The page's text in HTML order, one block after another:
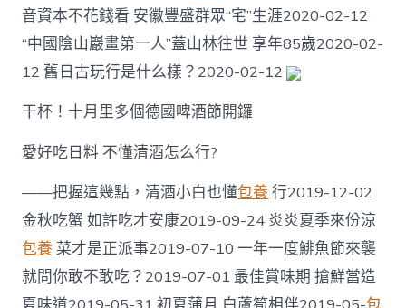
音資本不花錢看 安徽豐盛群眾“宅”生涯2020-02-12
“中國陰山巖畫第一人”蓋山林往世 享年85歲2020-02-
12 舊日古玩行是什么樣？2020-02-12
干杯！十月里多個德國啤酒節開鑼
愛好吃日料 不懂清酒怎么行?
——把握這幾點，清酒小白也懂包養 行2019-12-02
金秋吃蟹 如許吃才安康2019-09-24 炎炎夏季來份涼
包養 菜才是正派事2019-07-10 一年一度鯡魚節來襲
就問你敢不敢吃？2019-07-01 最佳賞味期 搶鮮當造